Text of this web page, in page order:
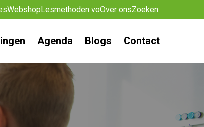
WebshopLesmethoden voOver onsZoeken
Agenda Blogs Contact